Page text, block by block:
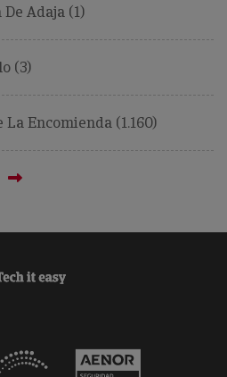
Adaja (1)
(3)
Encomienda (1.160)